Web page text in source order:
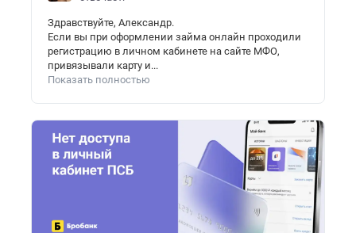
Здравствуйте, Александр.
Если вы при оформлении займа онлайн проходили
регистрацию в личном кабинете на сайте МФО,
привязывали карту и...
Показать полностью